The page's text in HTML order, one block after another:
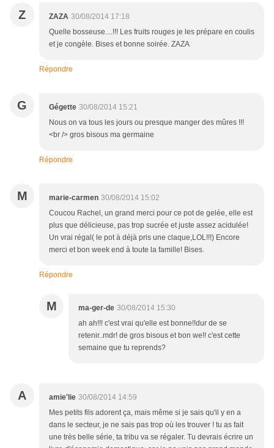
Z ZAZA 30/08/2014 17:18
Quelle bosseuse....!!! Les fruits rouges je les prépare en coulis
et je congèle. Bises et bonne soirée. ZAZA
Répondre
G Gégette 30/08/2014 15:21
Nous on va tous les jours ou presque manger des mûres !!!
<br /> gros bisous ma germaine
Répondre
M marie-carmen 30/08/2014 15:02
Coucou Rachel, un grand merci pour ce pot de gelée, elle est
plus que délicieuse, pas trop sucrée et juste assez acidulée!
Un vrai régal( le pot à déjà pris une claque,LOL!!!) Encore
merci et bon week end à toute la famille! Bises.
Répondre
M ma-ger-de 30/08/2014 15:30
ah ah!!! c'est vrai qu'elle est bonne!!dur de se
retenir..mdr! de gros bisous et bon we!! c'est cette
semaine que tu reprends?
A amie'lie 30/08/2014 14:59
Mes petits fils adorent ça, mais même si je sais qu'il y en a
dans le secteur, je ne sais pas trop où les trouver ! tu as fait
une très belle série, ta tribu va se régaler. Tu devrais écrire un